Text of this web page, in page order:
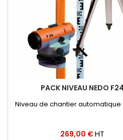
PACK NIVEAU NEDO F24
Niveau de chantier automatique
Prix
269,00 €HT